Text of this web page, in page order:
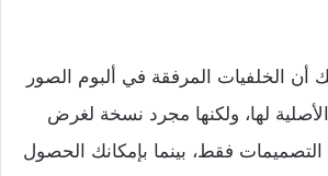
الخلفيات المرفقة في ألبوم الصور
لها، ولكنها مجرد نسخة لغرض
فقط، بينما بإمكانك الحصول